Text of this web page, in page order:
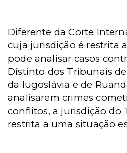
Diferente da Corte
cuja jurisdição é restrita
pode analisar casos
Distinto dos Tribunais
da Iugoslávia e de
analisarem crimes
conflitos, a jurisdição do
restrita a uma situação